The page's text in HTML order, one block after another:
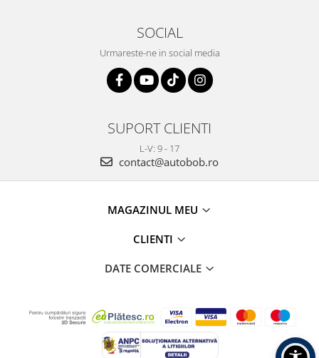
SOCIAL
Urmareste-ne in social media
SUPORT CLIENTI
L-V: 9 - 17
contact@autobob.ro
MAGAZINUL MEU
CLIENTI
DATE COMERCIALE